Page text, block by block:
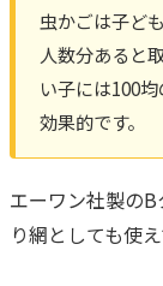
虫かごは子ど
人数分あると
い子には100
効果的です。
エーワン社製の
り網としても使